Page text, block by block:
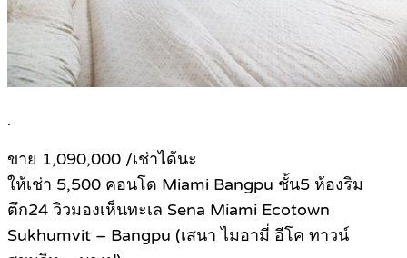
.
ขาย 1,090,000 /เช่าได้นะ
ให้เช่า 5,500 คอนโด Miami Bangpu ชั้น5 ห้องริม
ตึก24 วิวมองเห็นทะเล Sena Miami Ecotown
Sukhumvit – Bangpu (เสนา ไมอามี่ อีโค ทาวน์